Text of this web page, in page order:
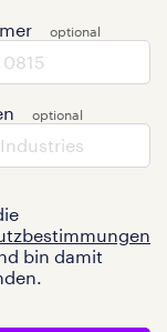
bin damit